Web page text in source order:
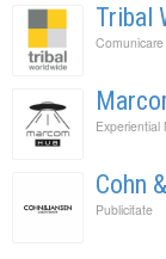
Tribal
Experiential
Cohn
Publicitate